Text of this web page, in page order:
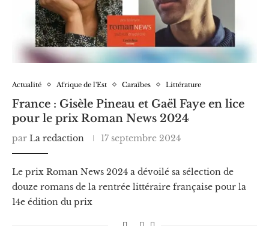
Actualité Afrique de l'Est Caraïbes Littérature
France : Gisèle Pineau et Gaël Faye en lice
pour le prix Roman News 2024
par La redaction 17 septembre 2024
Le prix Roman News 2024 a dévoilé sa sélection de
douze romans de la rentrée littéraire française pour la
14e édition du prix